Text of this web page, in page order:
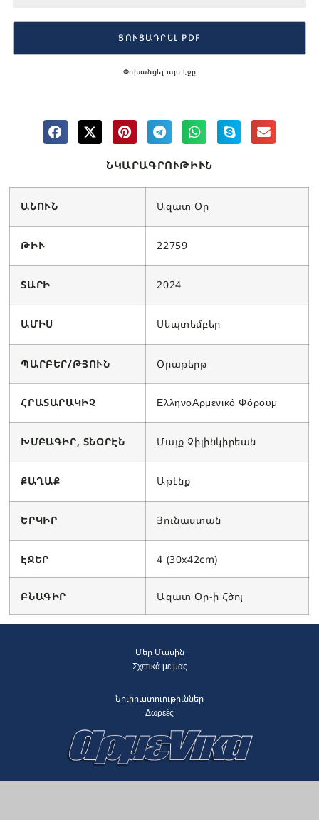
ՆԿԱՐԱԳՐՈՒԹԻՒՆ
ԱՆՈՒՆ Ազատ Օր
ԹԻՒ 22759
ՏԱՐԻ 2024
ԱՄԻՍ Սեպտեմբեր
ՊԱՐԲԵՐ/ԹՅՈՒՆ Օրաթերթ
ՀՐԱՏԱՐԱԿԻՉ ΕλληνοΑρμενικό Φόρουμ
ԽՄԲԱԳԻՐ, ՏՆՕՐԷՆ Մայք Չիլինկիրեան
ՔԱՂԱՔ Աթէնք
ԵՐԿԻՐ Յունաստան
ԷՋԵՐ 4 (30x42cm)
ԲՆԱԳԻՐ Ազատ Օր-ի Հծոյ
Փոխանցել այս էջը
ՑՈՒՑԱԴՐԵԼ PDF
Մեր Մասին
Σχετικά με μας
Նուիրատուութիւններ
Δωρεές